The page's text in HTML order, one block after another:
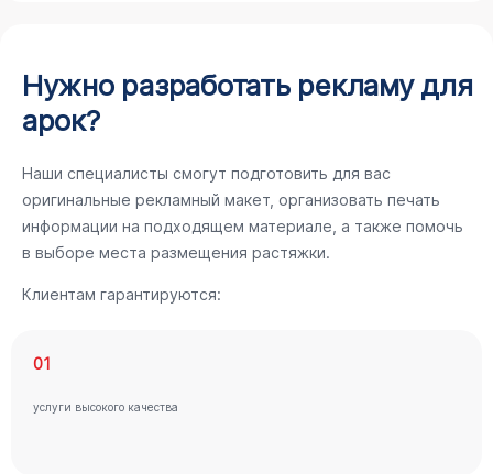
Нужно разработать рекламу для
арок?
Наши специалисты смогут подготовить для вас
оригинальные рекламный макет, организовать печать
информации на подходящем материале, а также помочь
в выборе места размещения растяжки.
Клиентам гарантируются:
01
услуги высокого качества